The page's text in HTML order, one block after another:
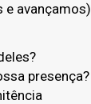
e avançamos)
presença?